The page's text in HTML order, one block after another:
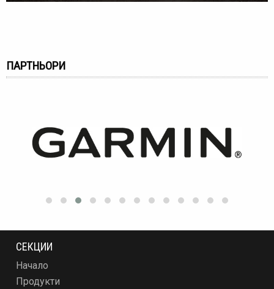
ПАРТНЬОРИ
СЕКЦИИ
Начало
Продукти